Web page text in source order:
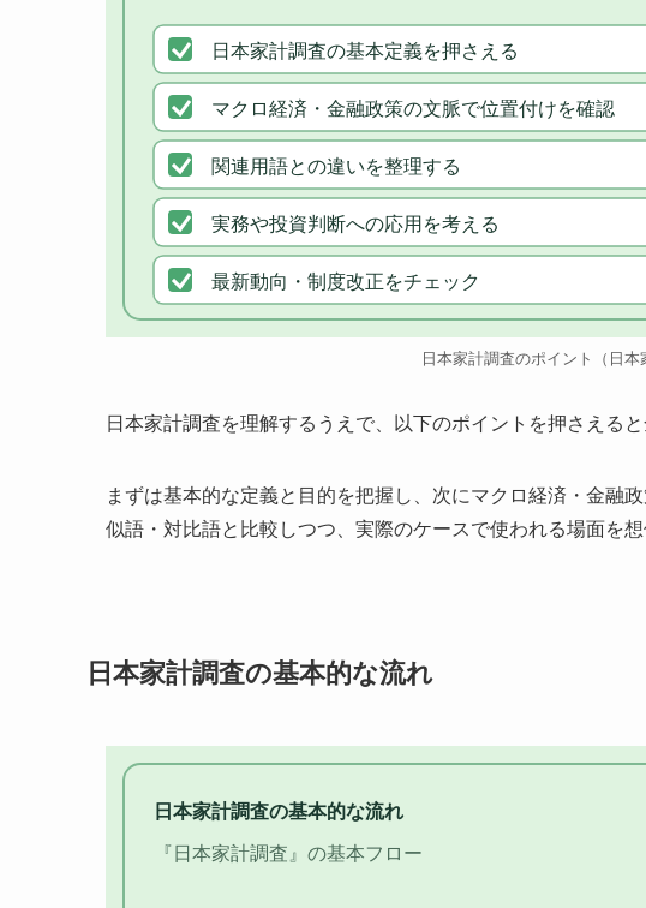
日本家計調査の基本定義を押さえる
マクロ経済・金融政策の文脈で位置付けを確認
関連用語との違いを整理する
実務や投資判断への応用を考える
最新動向・制度改正をチェック
日本家計調査のポイント（日
日本家計調査を理解するうえで、以下のポイントを押さえる
まずは基本的な定義と目的を把握し、次にマクロ経済・金融
似語・対比語と比較しつつ、実際のケースで使われる場面を想
日本家計調査の基本的な流れ
日本家計調査の基本的な流れ
『日本家計調査』の基本フロー